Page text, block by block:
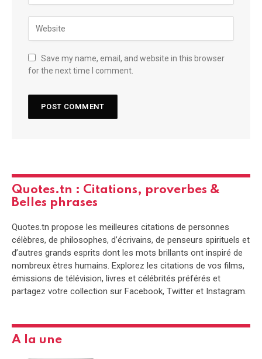
Save my name, email, and website in this browser
for the next time I comment.
Quotes.tn : Citations, proverbes &
Belles phrases
Quotes.tn propose les meilleures citations de personnes
célèbres, de philosophes, d’écrivains, de penseurs spirituels et
d’autres grands esprits dont les mots brillants ont inspiré de
nombreux êtres humains. Explorez les citations de vos films,
émissions de télévision, livres et célébrités préférés et
partagez votre collection sur Facebook, Twitter et Instagram.
A la une